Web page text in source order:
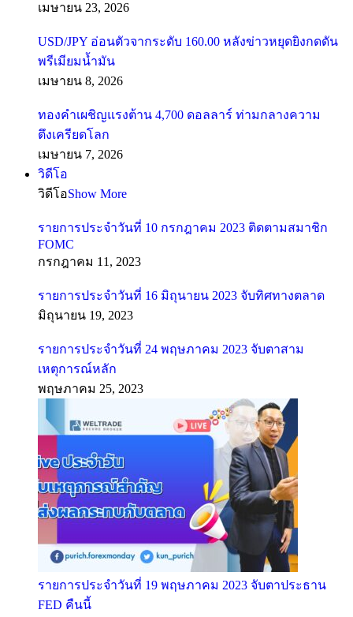
เมษายน 23, 2026
USD/JPY อ่อนตัวจากระดับ 160.00 หลังข่าวหยุดยิงกดดัน
พรีเมียมน้ำมัน
เมษายน 8, 2026
ทองคำเผชิญแรงต้าน 4,700 ดอลลาร์ ท่ามกลางความ
ตึงเครียดโลก
เมษายน 7, 2026
วิดีโอ
วิดีโอShow More
รายการประจำวันที่ 10 กรกฎาคม 2023 ติดตามสมาชิก
FOMC
กรกฎาคม 11, 2023
รายการประจำวันที่ 16 มิถุนายน 2023 จับทิศทางตลาด
มิถุนายน 19, 2023
รายการประจำวันที่ 24 พฤษภาคม 2023 จับตาสาม
เหตุการณ์หลัก
พฤษภาคม 25, 2023
รายการประจำวันที่ 19 พฤษภาคม 2023 จับตาประธาน
FED คืนนี้